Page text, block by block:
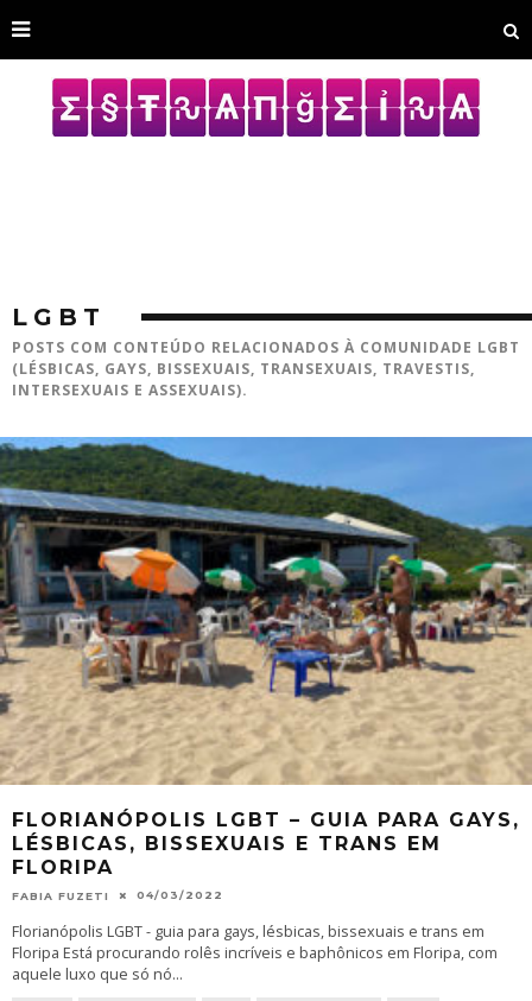
LGBT
POSTS COM CONTEÚDO RELACIONADOS À COMUNIDADE LGBT
(LÉSBICAS, GAYS, BISSEXUAIS, TRANSEXUAIS, TRAVESTIS,
INTERSEXUAIS E ASSEXUAIS).
FLORIANÓPOLIS LGBT – GUIA PARA GAYS,
LÉSBICAS, BISSEXUAIS E TRANS EM
FLORIPA
FABIA FUZETI 04/03/2022
Florianópolis LGBT - guia para gays, lésbicas, bissexuais e trans em
Floripa Está procurando rolês incríveis e baphônicos em Floripa, com
aquele luxo que só nó...